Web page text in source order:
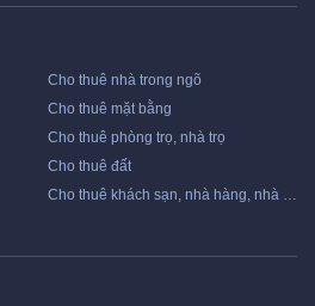
Cho thuê nhà trong ngõ
Cho thuê mặt bằng
Cho thuê phòng trọ, nhà trọ
Cho thuê đất
Cho thuê khách sạn, nhà hàng, nhà nghỉ